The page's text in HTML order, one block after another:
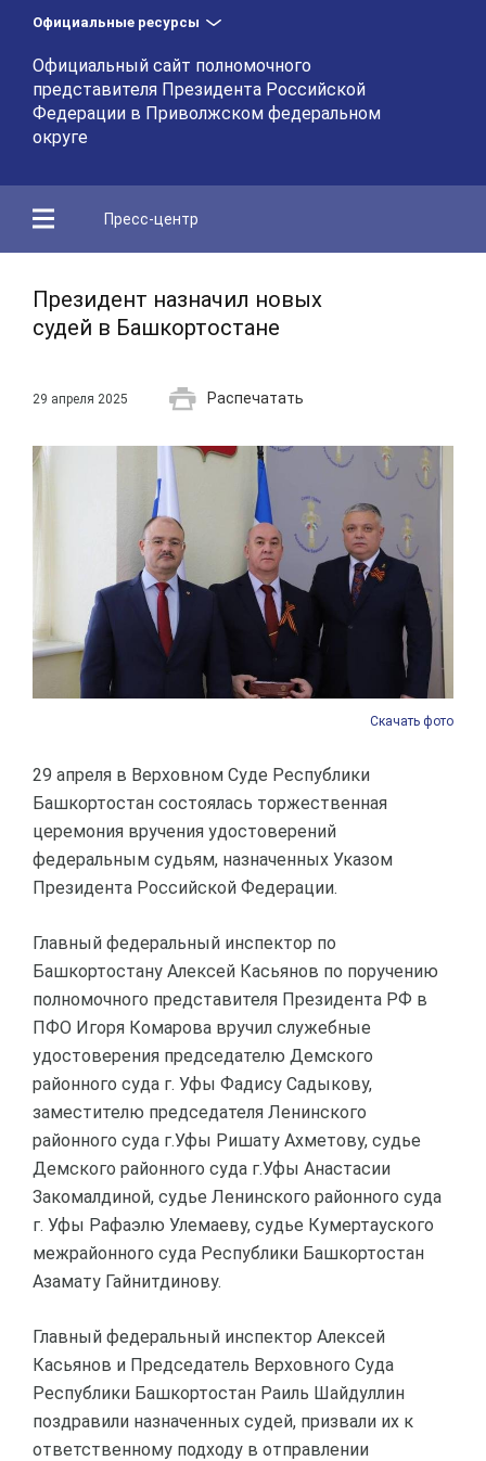
Официальные ресурсы
Официальный сайт полномочного
представителя Президента Российской
Федерации в Приволжском федеральном
округе
Пресс-центр
Президент назначил новых
судей в Башкортостане
29 апреля 2025 Распечатать
Скачать фото
29 апреля в Верховном Суде Республики
Башкортостан состоялась торжественная
церемония вручения удостоверений
федеральным судьям, назначенных Указом
Президента Российской Федерации.
Главный федеральный инспектор по
Башкортостану Алексей Касьянов по поручению
полномочного представителя Президента РФ в
ПФО Игоря Комарова вручил служебные
удостоверения председателю Демского
районного суда г. Уфы Фадису Садыкову,
заместителю председателя Ленинского
районного суда г.Уфы Ришату Ахметову, судье
Демского районного суда г.Уфы Анастасии
Закомалдиной, судье Ленинского районного суда
г. Уфы Рафаэлю Улемаеву, судье Кумертауского
межрайонного суда Республики Башкортостан
Азамату Гайнитдинову.
Главный федеральный инспектор Алексей
Касьянов и Председатель Верховного Суда
Республики Башкортостан Раиль Шайдуллин
поздравили назначенных судей, призвали их к
ответственному подходу в отправлении